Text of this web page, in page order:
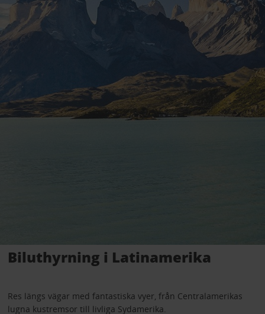
Biluthyrning i Latinamerika
Res längs vägar med fantastiska vyer, från Centralamerikas
lugna kustremsor till livliga Sydamerika.